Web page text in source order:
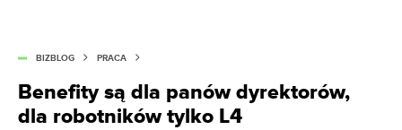
BIZBLOG PRACA
Benefity są dla panów dyrektorów,
dla robotników tylko L4